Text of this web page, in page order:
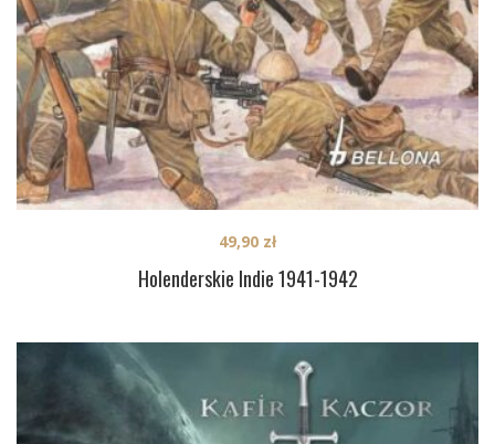
Holenderskie Indie 1941-1942
49,90 zł